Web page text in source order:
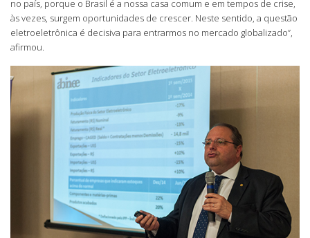
no país, porque o Brasil é a nossa casa comum e em tempos de crise,
às vezes, surgem oportunidades de crescer. Neste sentido, a questão
eletroeletrônica é decisiva para entrarmos no mercado globalizado”,
afirmou.